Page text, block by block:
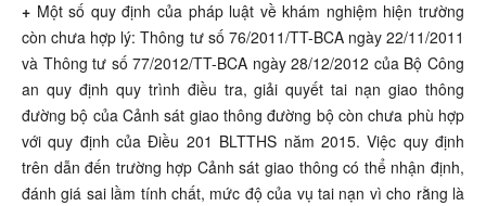
+ Một số quy định của pháp luật về khám nghiệm hiện trường
còn chưa hợp lý: Thông tư số 76/2011/TT-BCA ngày 22/11/2011
và Thông tư số 77/2012/TT-BCA ngày 28/12/2012 của Bộ Công
an quy định quy trình điều tra, giải quyết tai nạn giao thông
đường bộ của Cảnh sát giao thông đường bộ còn chưa phù hợp
với quy định của Điều 201 BLTTHS năm 2015. Việc quy định
trên dẫn đến trường hợp Cảnh sát giao thông có thể nhận định,
đánh giá sai lầm tính chất, mức độ của vụ tai nạn vì cho rằng là